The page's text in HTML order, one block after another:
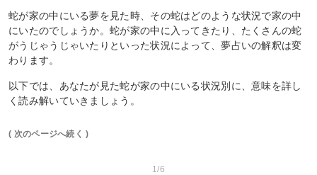
蛇が家の中にいる夢を見た時、その蛇はどのような状況で家の中
にいたのでしょうか。蛇が家の中に入ってきたり、たくさんの蛇
がうじゃうじゃいたりといった状況によって、夢占いの解釈は変
わります。
以下では、あなたが見た蛇が家の中にいる状況別に、意味を詳し
く読み解いていきましょう。
( 次のページへ続く )
1/6